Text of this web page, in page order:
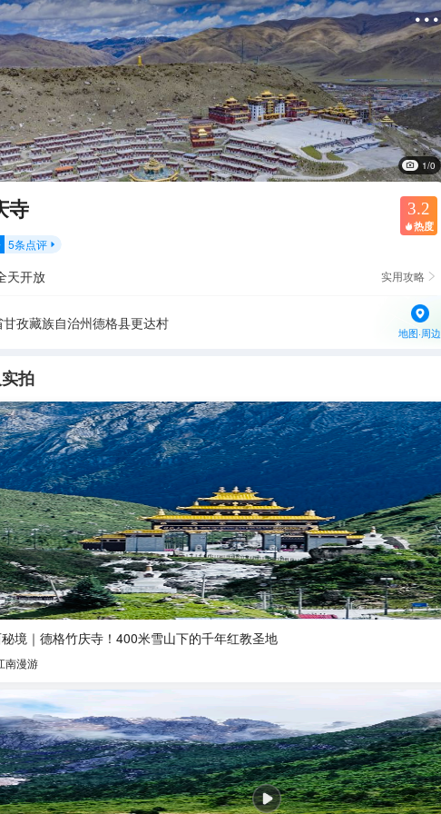

1/0
寺 3.2
 热度
5条点评 
天开放 实用攻略 
孜藏族自治州德格县更达村
地图·周边
拍
境｜德格竹庆寺！400米雪山下的千年红教圣地
南漫游